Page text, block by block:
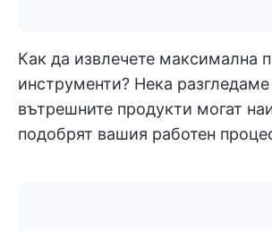
Как да извлечете максимална
инструменти? Нека разгледаме
вътрешните продукти могат
подобрят вашия работен